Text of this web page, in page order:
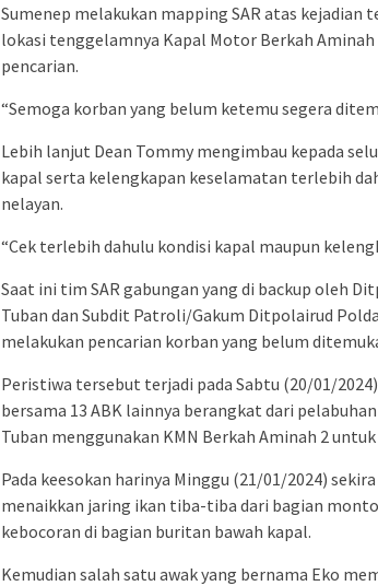
Sumenep melakukan mapping SAR atas
lokasi tenggelamnya Kapal Motor Berkah
pencarian.
“Semoga korban yang belum ketemu segera
Lebih lanjut Dean Tommy mengimbau kepada
kapal serta kelengkapan keselamatan terlebih
nelayan.
“Cek terlebih dahulu kondisi kapal maupun
Saat ini tim SAR gabungan yang di backup oleh
Tuban dan Subdit Patroli/Gakum Ditpolairud
melakukan pencarian korban yang belum
Peristiwa tersebut terjadi pada Sabtu (20/01/
bersama 13 ABK lainnya berangkat dari
Tuban menggunakan KMN Berkah Aminah 2
Pada keesokan harinya Minggu (21/01/2024)
menaikkan jaring ikan tiba-tiba dari bagian
kebocoran di bagian buritan bawah kapal.
Kemudian salah satu awak yang bernama Eko